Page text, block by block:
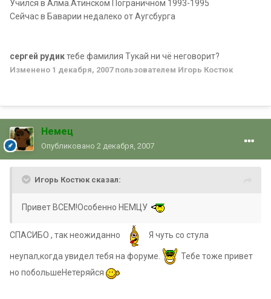
Учился в Алма.Атинском Пограничном 1993-1995
Сейчас в Баварии недалеко от Аугсбурга
сергей рудиктебе фамилия Тукай ни чё неговорит?
Изменено 1 декабря, 2007пользователем Игорь Костюк
Немец
Опубликовано 2 декабря, 2007
Игорь Костюк сказал:
Привет ВСЕМ!Особенно НЕМЦУ
СПАСИБО , так неожиданно Я чуть со стула
неупал,когда увидел тебя на форуме.
Тебе тоже привет
но побольшеНетеряйся